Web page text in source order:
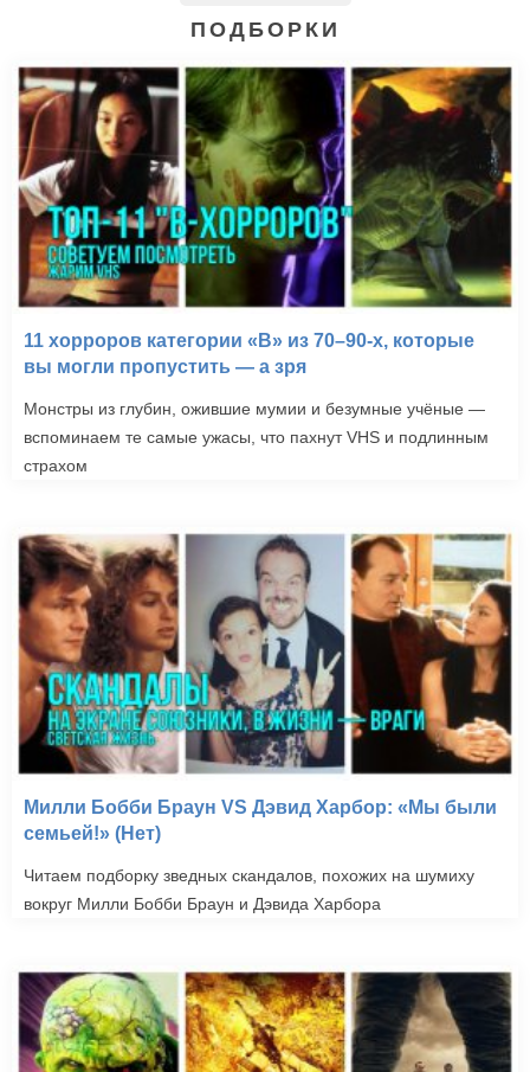
ПОДБОРКИ
11 хорроров категории «B» из 70–90-х, которые
вы могли пропустить — а зря
Монстры из глубин, ожившие мумии и безумные учёные —
вспоминаем те самые ужасы, что пахнут VHS и подлинным
страхом
Милли Бобби Браун VS Дэвид Харбор: «Мы были
семьей!» (Нет)
Читаем подборку зведных скандалов, похожих на шумиху
вокруг Милли Бобби Браун и Дэвида Харбора